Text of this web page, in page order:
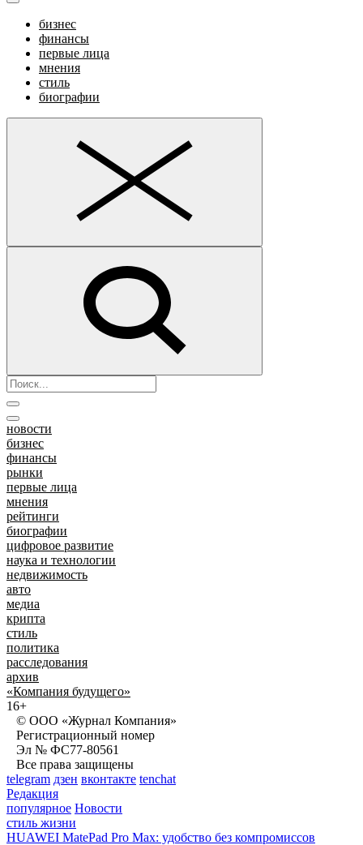
бизнес
финансы
первые лица
мнения
стиль
биографии
новости
бизнес
финансы
рынки
первые лица
мнения
рейтинги
биографии
цифровое развитие
наука и технологии
недвижимость
авто
медиа
крипта
стиль
политика
расследования
архив
«Компания будущего»
16+
© ООО «Журнал Компания»
Регистрационный номер
Эл № ФС77-80561
Все права защищены
telegram дзен вконтакте tenchat
Редакция
популярное Новости
стиль жизни
HUAWEI MatePad Pro Max: удобство без компромиссов